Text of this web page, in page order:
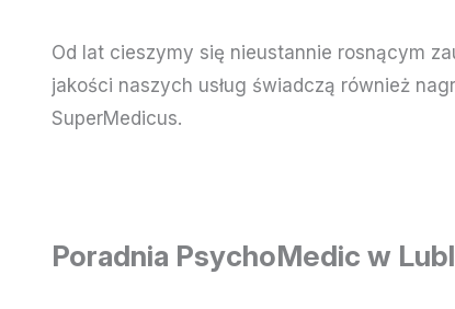
Od lat cieszymy się nieustannie rosnącym
jakości naszych usług świadczą również
SuperMedicus.
Poradnia PsychoMedic w